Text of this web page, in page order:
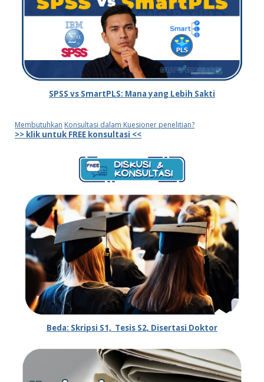
SPSS vs SmartPLS: Mana yang Lebih Sakti
Membutuhkan Konsultasi dalam Kuesioner penelitian?
>> klik untuk FREE konsultasi <<
Beda: Skripsi S1, Tesis S2, Disertasi Doktor